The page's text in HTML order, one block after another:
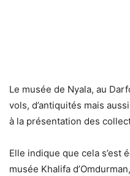
Le musée de Nyala, au
vols, d’antiquités mais
à la présentation des
Elle indique que cela s’est
musée Khalifa